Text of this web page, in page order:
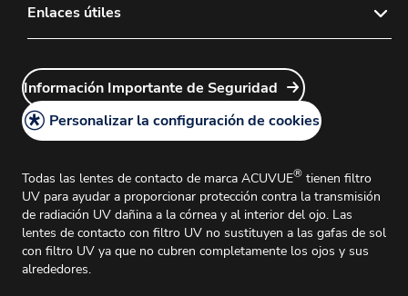
Política de Privacidad
Aviso Legal
Instrucciones de Uso
Información Importante de Seguridad
Política de Cookies
Enlaces útiles
Inicio de sesión de Atención al cliente
Asuntos Médicos e Información Médica
Información Importante de Seguridad
Personalizar la configuración de cookies
Todas las lentes de contacto de marca ACUVUE® tienen filtro
UV para ayudar a proporcionar protección contra la transmisión
de radiación UV dañina a la córnea y al interior del ojo. Las
lentes de contacto con filtro UV no sustituyen a las gafas de sol
con filtro UV ya que no cubren completamente los ojos y sus
alrededores.